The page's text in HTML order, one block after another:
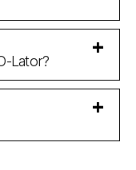
Lator?